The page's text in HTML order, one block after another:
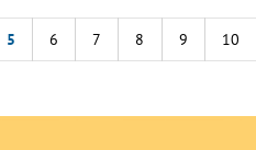
5 6 7 8 9 10